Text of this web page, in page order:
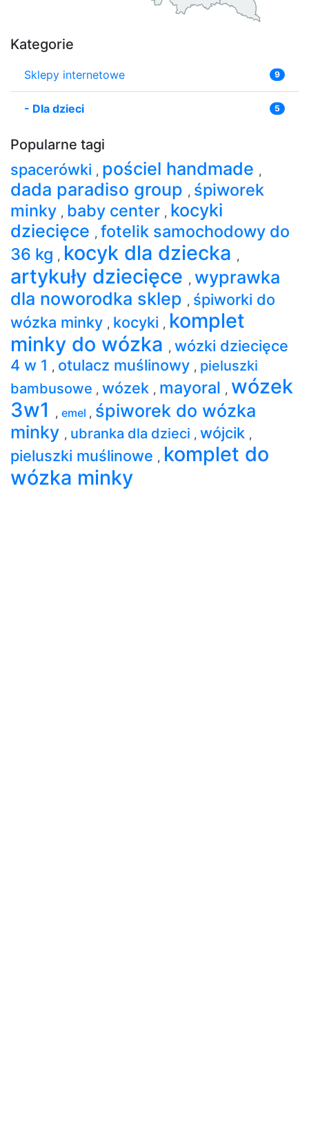
Kategorie
Sklepy internetowe 9
- Dla dzieci 5
Popularne tagi
spacerówki , pościel handmade ,
dada paradiso group , śpiworek
minky , baby center , kocyki
dziecięce , fotelik samochodowy do
36 kg , kocyk dla dziecka ,
artykuły dziecięce , wyprawka
dla noworodka sklep , śpiworki do
wózka minky , kocyki , komplet
minky do wózka , wózki dziecięce
4 w 1 , otulacz muślinowy , pieluszki
bambusowe , wózek , mayoral , wózek
3w1
, emel , śpiworek do wózka
minky , ubranka dla dzieci , wójcik ,
pieluszki muślinowe , komplet do
wózka minky